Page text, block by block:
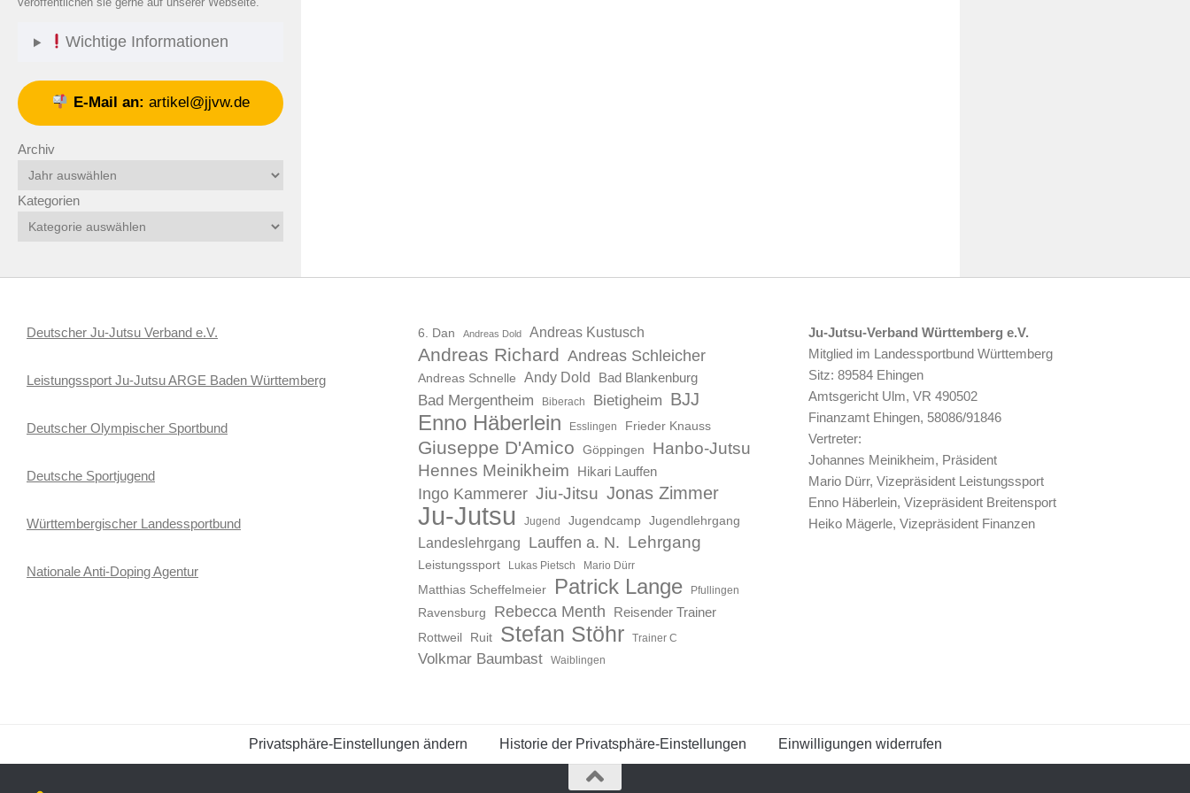
Wichtige Informationen
E-Mail an: artikel@jjvw.de
Archiv
Kategorien
Deutscher Ju-Jutsu Verband e.V.
Leistungssport Ju-Jutsu ARGE Baden Württemberg
Deutscher Olympischer Sportbund
Deutsche Sportjugend
Württembergischer Landessportbund
Nationale Anti-Doping Agentur
6. Dan Andreas Dold Andreas Kustusch
Andreas Richard Andreas Schleicher
Andreas Schnelle Andy Dold Bad Blankenburg
Bad Mergentheim Biberach Bietigheim BJJ
Enno Häberlein Esslingen Frieder Knauss
Giuseppe D'Amico Göppingen
Hanbo-Jutsu
Hennes Meinikheim
Hikari Lauffen
Ingo Kammerer Jiu-Jitsu Jonas Zimmer
Ju-Jutsu Jugend Jugendcamp Jugendlehrgang
Landeslehrgang Lauffen a. N. Lehrgang
Leistungssport Lukas Pietsch Mario Dürr
Matthias Scheffelmeier Patrick Lange Pfullingen
Ravensburg Rebecca Menth Reisender Trainer
Rottweil Ruit Stefan Stöhr Trainer C
Volkmar Baumbast Waiblingen
Ju-Jutsu-Verband Württemberg e.V.
Mitglied im Landessportbund Württemberg
Sitz: 89584 Ehingen
Amtsgericht Ulm, VR 490502
Finanzamt Ehingen, 58086/91846
Vertreter:
Johannes Meinikheim, Präsident
Mario Dürr, Vizepräsident Leistungssport
Enno Häberlein, Vizepräsident Breitensport
Heiko Mägerle, Vizepräsident Finanzen
Privatsphäre-Einstellungen ändern Historie der Privatsphäre-Einstellungen Einwilligungen widerrufen